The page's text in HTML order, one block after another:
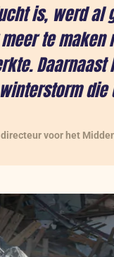
is, werd al
te
directeur voor het